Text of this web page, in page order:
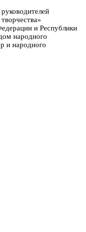
и Республики
народного
и народного